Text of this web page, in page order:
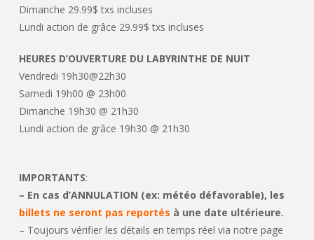
Dimanche 29.99$ txs incluses
Lundi action de grâce 29.99$ txs incluses
HEURES D’OUVERTURE DU LABYRINTHE DE NUIT
Vendredi 19h30@22h30
Samedi 19h00 @ 23h00
Dimanche 19h30 @ 21h30
Lundi action de grâce 19h30 @ 21h30
IMPORTANTS:
– En cas d’ANNULATION (ex: météo défavorable), les
billets ne seront pas reportés à une date ultérieure.
– Toujours vérifier les détails en temps réel via notre page